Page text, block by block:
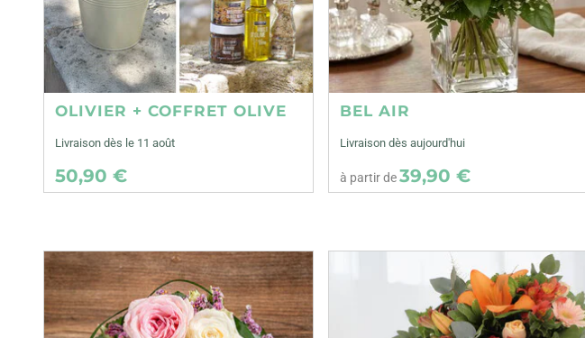
OLIVIER + COFFRET OLIVE
Livraison dès le 11 août
50,90 €
BEL AIR
Livraison dès aujourd'hui
à partir de39,90 €